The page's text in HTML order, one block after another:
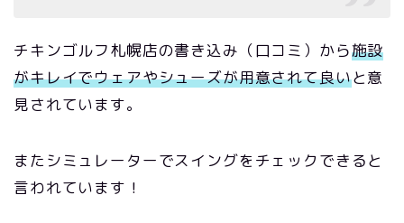
チキンゴルフ札幌店の書き込み（口コミ）から施設
がキレイでウェアやシューズが用意されて良いと意
見されています。
またシミュレーターでスイングをチェックできると
言われています！